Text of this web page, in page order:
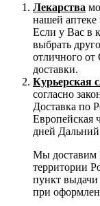
Лекарства
нашей
Если у Вас в
выбрать
отличного от
доставки.
Курьерская
согласно
Доставка по
Европейская
дней
Мы доставим
территории
пункт выдачи
при